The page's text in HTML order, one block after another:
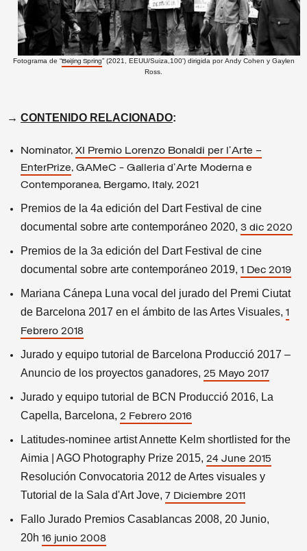
Fotograma de “Beijing Spring” (2021, EEUU/Suiza,100') dirigida por Andy Cohen y Gaylen
Ross.
→ CONTENIDO RELACIONADO:
Nominator, XI Premio Lorenzo Bonaldi per l’Arte –
EnterPrize, GAMeC - Galleria d’Arte Moderna e
Contemporanea, Bergamo, Italy, 2021
Premios de la 4a edición del Dart Festival de cine
documental sobre arte contemporáneo 2020, 3 dic 2020
Premios de la 3a edición del Dart Festival de cine
documental sobre arte contemporáneo 2019, 1 Dec 2019
Mariana Cánepa Luna vocal del jurado del Premi Ciutat
de Barcelona 2017 en el ámbito de las Artes Visuales, 1
Febrero 2018
Jurado y equipo tutorial de Barcelona Producció 2017 –
Anuncio de los proyectos ganadores, 25 Mayo 2017
Jurado y equipo tutorial de BCN Producció 2016, La
Capella, Barcelona, 2 Febrero 2016
Latitudes-nominee artist Annette Kelm shortlisted for the
Aimia | AGO Photography Prize 2015, 24 June 2015
Resolución Convocatoria 2012 de Artes visuales y
Tutorial de la Sala d'Art Jove, 7 Diciembre 2011
Fallo Jurado Premios Casablancas 2008, 20 Junio,
20h 16 junio 2008